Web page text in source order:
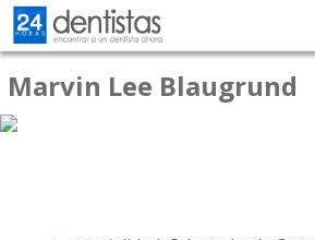
Marvin Lee Blaugrund